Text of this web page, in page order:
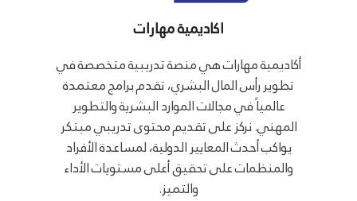
اكاديمية مهارات
أكاديمية مهارات هي منصة تدريبية متخصصة في
تطوير رأس المال البشري، تقدم برامج معتمدة
عالمياً في مجالات الموارد البشرية والتطوير
المهني. نركز على تقديم محتوى تدريبي مبتكر
يواكب أحدث المعايير الدولية، لمساعدة الأفراد
والمنظمات على تحقيق أعلى مستويات الأداء
والتميز.